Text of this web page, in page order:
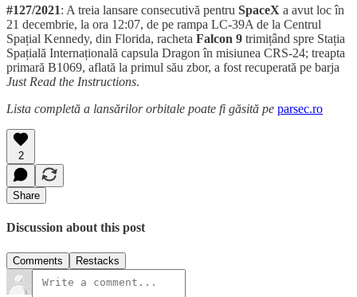
#127/2021: A treia lansare consecutivă pentru SpaceX a avut loc în
21 decembrie, la ora 12:07, de pe rampa LC-39A de la Centrul
Spațial Kennedy, din Florida, racheta Falcon 9 trimițând spre Stația
Spațială Internațională capsula Dragon în misiunea CRS-24; treapta
primară B1069, aflată la primul său zbor, a fost recuperată pe barja
Just Read the Instructions.
Lista completă a lansărilor orbitale poate fi găsită pe parsec.ro
2
Share
Discussion about this post
Comments Restacks